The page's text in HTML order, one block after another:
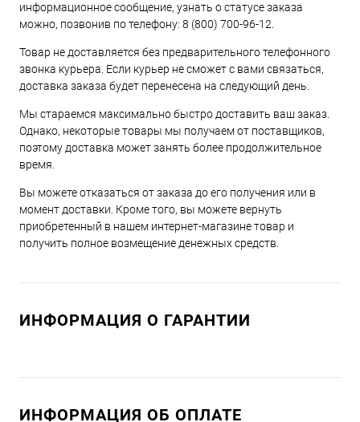
информационное сообщение, узнать о статусе заказа
можно, позвонив по телефону: 8 (800) 700-96-12.
Товар не доставляется без предварительного телефонного
звонка курьера. Если курьер не сможет с вами связаться,
доставка заказа будет перенесена на следующий день.
Мы стараемся максимально быстро доставить ваш заказ.
Однако, некоторые товары мы получаем от поставщиков,
поэтому доставка может занять более продолжительное
время.
Вы можете отказаться от заказа до его получения или в
момент доставки. Кроме того, вы можете вернуть
приобретенный в нашем интернет-магазине товар и
получить полное возмещение денежных средств.
ИНФОРМАЦИЯ О ГАРАНТИИ
ИНФОРМАЦИЯ ОБ ОПЛАТЕ